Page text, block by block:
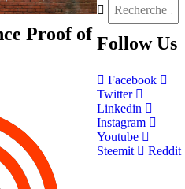
Proof of Follow Us
Facebook
Twitter
Linkedin
Instagram
Youtube
Steemit
Reddit